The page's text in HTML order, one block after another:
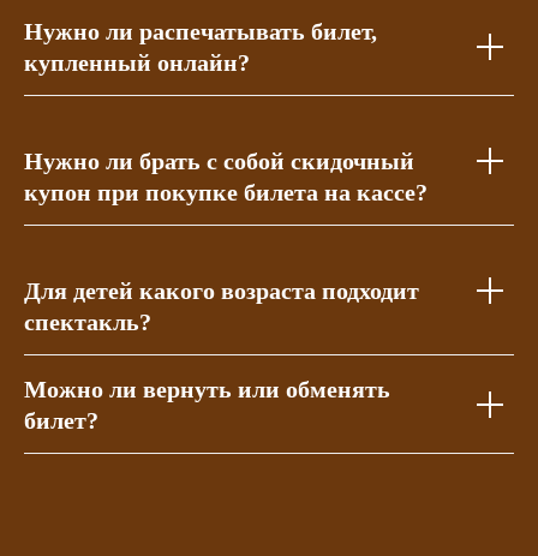
Нужно ли распечатывать билет,
купленный онлайн?
Нужно ли брать с собой скидочный
купон при покупке билета на кассе?
Для детей какого возраста подходит
спектакль?
Можно ли вернуть или обменять
билет?